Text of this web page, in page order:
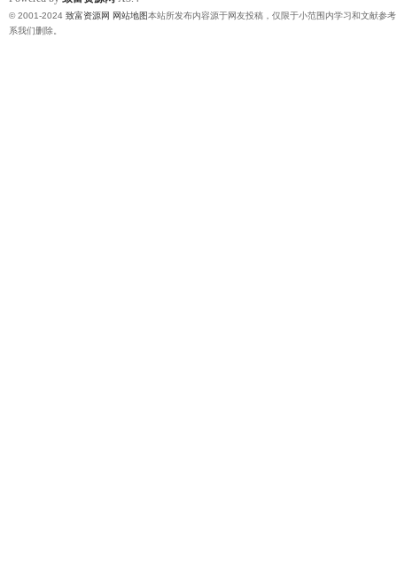
© 2001-2024 致富资源网 网站地图本站所发布内容源于网友投稿，仅限于小范围内学习和文献参
系我们删除。